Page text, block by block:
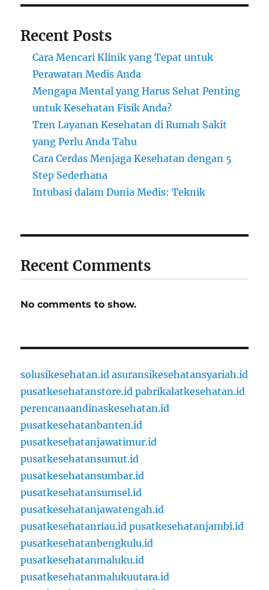
Recent Posts
Cara Mencari Klinik yang Tepat untuk
Perawatan Medis Anda
Mengapa Mental yang Harus Sehat Penting
untuk Kesehatan Fisik Anda?
Tren Layanan Kesehatan di Rumah Sakit
yang Perlu Anda Tahu
Cara Cerdas Menjaga Kesehatan dengan 5
Step Sederhana
Intubasi dalam Dunia Medis: Teknik
Recent Comments
No comments to show.
solusikesehatan.id asuransikesehatansyariah.id
pusatkesehatanstore.id pabrikalatkesehatan.id
perencanaandinaskesehatan.id
pusatkesehatanbanten.id
pusatkesehatanjawatimur.id
pusatkesehatansumut.id
pusatkesehatansumbar.id
pusatkesehatansumsel.id
pusatkesehatanjawatengah.id
pusatkesehatanriau.id pusatkesehatanjambi.id
pusatkesehatanbengkulu.id
pusatkesehatanmaluku.id
pusatkesehatanmalukuutara.id